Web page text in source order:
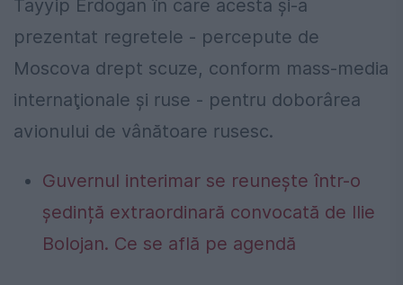
Tayyip Erdogan în care acesta şi-a
prezentat regretele - percepute de
Moscova drept scuze, conform mass-media
internaţionale şi ruse - pentru doborârea
avionului de vânătoare rusesc.
Guvernul interimar se reunește într-o
ședință extraordinară convocată de Ilie
Bolojan. Ce se află pe agendă